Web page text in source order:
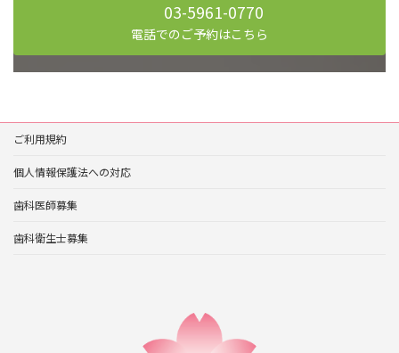
03-5961-0770
電話でのご予約はこちら
ご利用規約
個人情報保護法への対応
歯科医師募集
歯科衛生士募集